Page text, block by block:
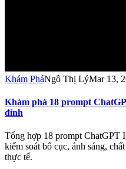
Khám PháNgô Thị LýMar 13,
Khám phá 18 prompt
đỉnh
Tổng hợp 18 prompt ChatGPT
kiểm soát bố cục, ánh sáng,
thực tế.